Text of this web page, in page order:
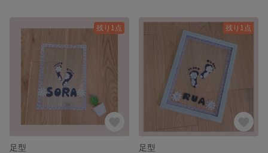
残り1点
足型
残り1点
足型